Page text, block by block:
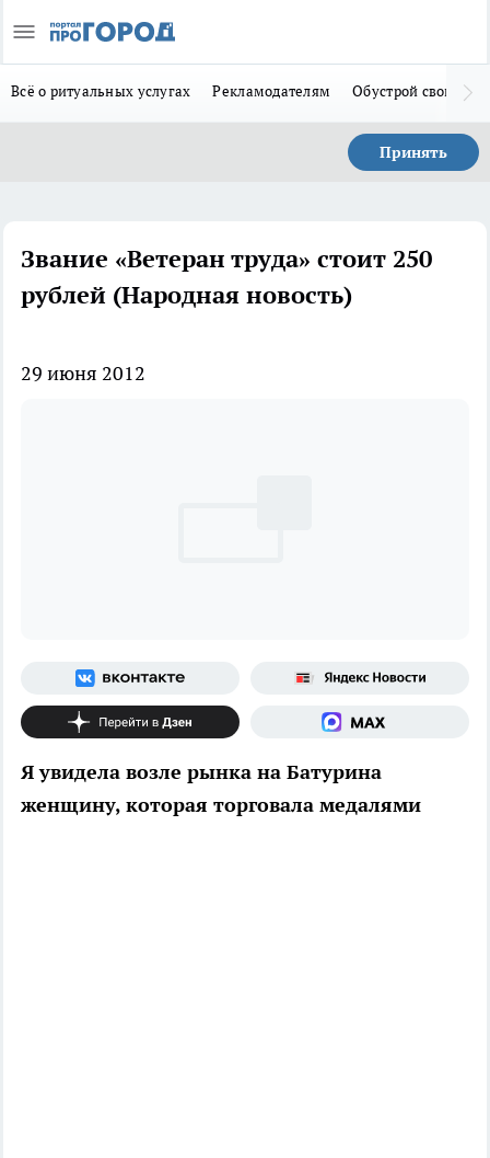
Всё о ритуальных услугах Рекламодателям Обустрой свой дом
Принять
Звание «Ветеран труда» стоит 250
рублей (Народная новость)
29 июня 2012
Я увидела возле рынка на Батурина
женщину, которая торговала медалями